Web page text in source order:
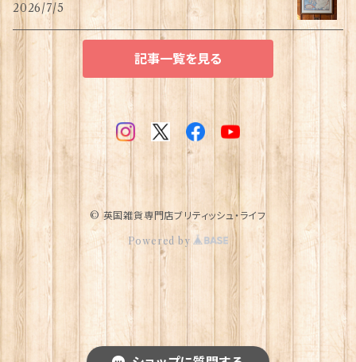
2026/7/5
記事一覧を見る
© 英国雑貨専門店ブリティッシュ・ライフ
Powered by